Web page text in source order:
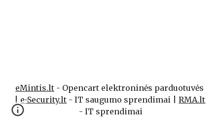
eMintis.lt - Opencart elektroninės parduotuvės
| e-Security.lt - IT saugumo sprendimai | RMA.lt
- IT sprendimai